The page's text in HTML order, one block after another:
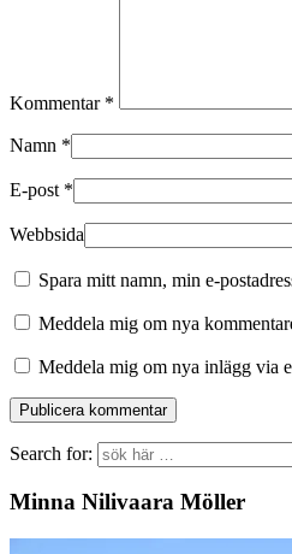
Kommentar *
Namn *
E-post *
Webbsida
Spara mitt namn, min e-
Meddela mig om nya
Meddela mig om nya inlägg via
Search for:
Minna Nilivaara Möller